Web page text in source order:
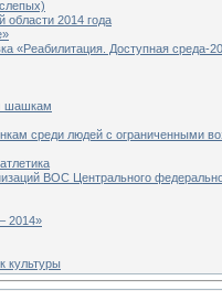
2014 года
«Реабилитация. Доступная среда-
шашкам
среди людей с ограниченными
ВОС Центрального
2014»
культуры